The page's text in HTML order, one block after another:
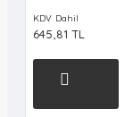
KDV Dahil
645,81 TL